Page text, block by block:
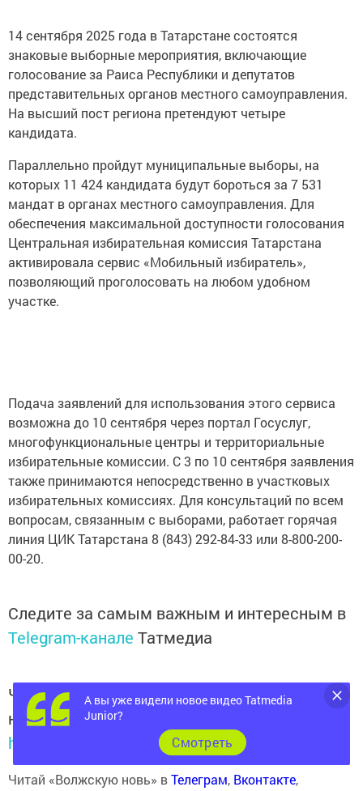
14 сентября 2025 года в Татарстане состоятся
знаковые выборные мероприятия, включающие
голосование за Раиса Республики и депутатов
представительных органов местного самоуправления.
На высший пост региона претендуют четыре
кандидата.
Параллельно пройдут муниципальные выборы, на
которых 11 424 кандидата будут бороться за 7 531
мандат в органах местного самоуправления. Для
обеспечения максимальной доступности голосования
Центральная избирательная комиссия Татарстана
активировала сервис «Мобильный избиратель»,
позволяющий проголосовать на любом удобном
участке.
Подача заявлений для использования этого сервиса
возможна до 10 сентября через портал Госуслуг,
многофункциональные центры и территориальные
избирательные комиссии. С 3 по 10 сентября заявления
также принимаются непосредственно в участковых
избирательных комиссиях. Для консультаций по всем
вопросам, связанным с выборами, работает горячая
линия ЦИК Татарстана 8 (843) 292-84-33 или 8-800-200-
00-20.
Следите за самым важным и интересным в
Telegram-канале Татмедиа
Читайте новости Татарстана в
национальном мессенджере MАХ:
https://max.ru/tatmedia
Читай «Волжскую новь» вТелеграм, Вконтакте,
А вы уже видели новое видео Tatmedia
Junior?
Cмотреть